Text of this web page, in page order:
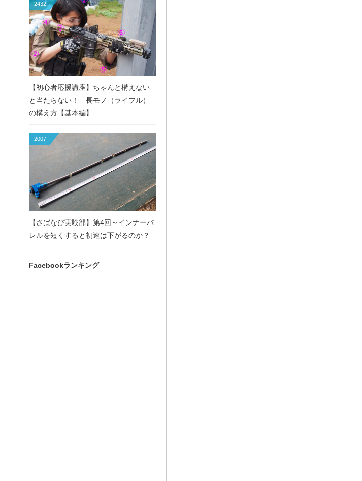
2432
【初心者応援講座】ちゃんと構えない
と当たらない！ 長モノ（ライフル）
の構え方【基本編】
2007
【さばなび実験部】第4回～インナーバ
レルを短くすると初速は下がるのか？
Facebookランキング